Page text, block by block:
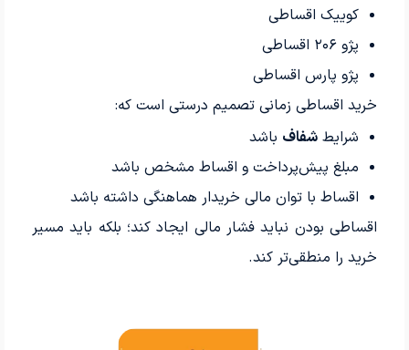
کوییک اقساطی
پژو ۲۰۶ اقساطی
پژو پارس اقساطی
خرید اقساطی زمانی تصمیم درستی است که:
شرایط شفاف باشد
مبلغ پیش‌پرداخت و اقساط مشخص باشد
اقساط با توان مالی خریدار هماهنگی داشته باشد
اقساطی بودن نباید فشار مالی ایجاد کند؛ بلکه باید مسیر
خرید را منطقی‌تر کند.